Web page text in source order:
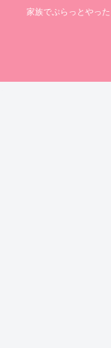
家族でぷらっとやっ